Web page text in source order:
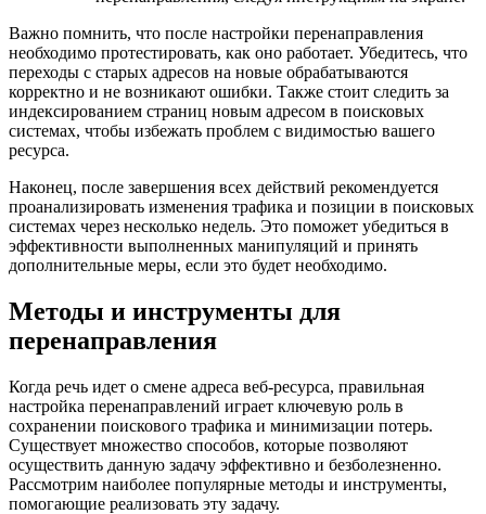
Важно помнить, что после настройки перенаправления
необходимо протестировать, как оно работает. Убедитесь, что
переходы с старых адресов на новые обрабатываются
корректно и не возникают ошибки. Также стоит следить за
индексированием страниц новым адресом в поисковых
системах, чтобы избежать проблем с видимостью вашего
ресурса.
Наконец, после завершения всех действий рекомендуется
проанализировать изменения трафика и позиции в поисковых
системах через несколько недель. Это поможет убедиться в
эффективности выполненных манипуляций и принять
дополнительные меры, если это будет необходимо.
Методы и инструменты для
перенаправления
Когда речь идет о смене адреса веб-ресурса, правильная
настройка перенаправлений играет ключевую роль в
сохранении поискового трафика и минимизации потерь.
Существует множество способов, которые позволяют
осуществить данную задачу эффективно и безболезненно.
Рассмотрим наиболее популярные методы и инструменты,
помогающие реализовать эту задачу.